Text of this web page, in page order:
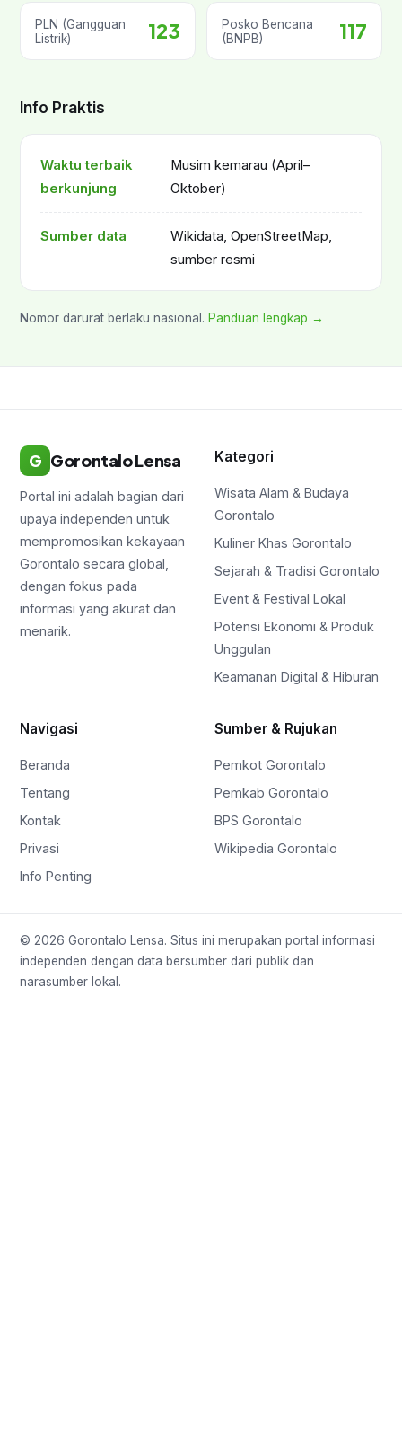
PLN (Gangguan
Listrik)
123
Posko Bencana
(BNPB)
117
Info Praktis
Waktu terbaik
berkunjung
Musim kemarau (April–
Oktober)
Sumber data
Wikidata, OpenStreetMap,
sumber resmi
Nomor darurat berlaku nasional. Panduan lengkap →
G Gorontalo Lensa
Portal ini adalah bagian dari
upaya independen untuk
mempromosikan kekayaan
Gorontalo secara global,
dengan fokus pada
informasi yang akurat dan
menarik.
Kategori
Wisata Alam & Budaya
Gorontalo
Kuliner Khas Gorontalo
Sejarah & Tradisi Gorontalo
Event & Festival Lokal
Potensi Ekonomi & Produk
Unggulan
Keamanan Digital & Hiburan
Navigasi
Beranda
Tentang
Kontak
Privasi
Info Penting
Sumber & Rujukan
Pemkot Gorontalo
Pemkab Gorontalo
BPS Gorontalo
Wikipedia Gorontalo
© 2026 Gorontalo Lensa. Situs ini merupakan portal informasi
independen dengan data bersumber dari publik dan
narasumber lokal.